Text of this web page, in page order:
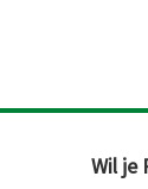
Wil je